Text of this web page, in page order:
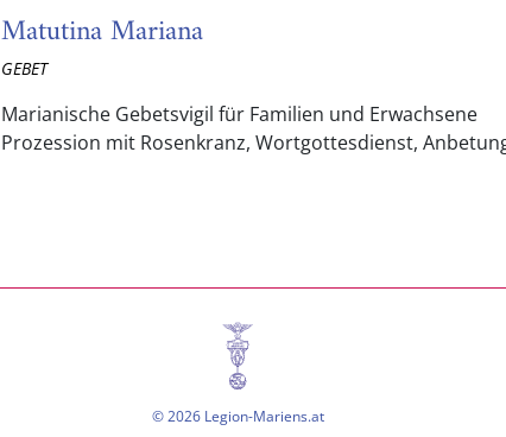
Matutina Mariana
GEBET
Marianische Gebetsvigil für Familien und Erwachsene
Prozession mit Rosenkranz, Wortgottesdienst,
© 2026 Legion-Mariens.at